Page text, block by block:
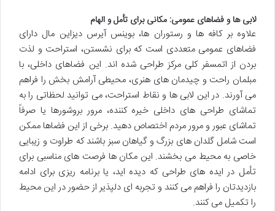
لابی ها و فضاهای عمومی: مکانی برای تأمل و الهام
علاوه بر کافه ها و رستوران ها، بوینس آیرس دیزاین مال دارای
فضاهای عمومی متعددی است که برای نشستن، استراحت و لذت
بردن از اتمسفر کلی مرکز طراحی شده اند. این فضاهای داخلی، با
مبلمان راحت و چیدمان های هنری، محیطی آرامش بخش را فراهم
می آورند. در این لابی ها و نقاط استراحت، می توانید لحظاتی را به
تماشای طراحی های داخلی خیره کننده، مرور بروشورها یا صرفاً
تماشای عبور و مرور مردم اختصاص دهید. برخی از این فضاها ممکن
است شامل گلدان های بزرگ و گیاهان سبز باشند که طراوت و زیبایی
خاصی به محیط می بخشند. این مکان ها فرصت های مناسبی برای
تأمل در ایده های طراحی که دیده اید، یا برنامه ریزی برای ادامه
بازدیدتان را فراهم می کنند و تجربه ای دلپذیر از حضور در این محیط
را تکمیل می کنند.